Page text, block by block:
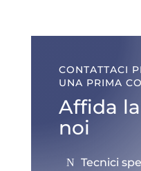
CONTATTACI
UNA PRIMA
Affida
noi
Tecnici